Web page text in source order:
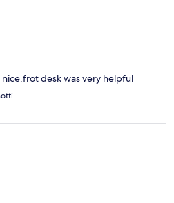
desk was very helpful